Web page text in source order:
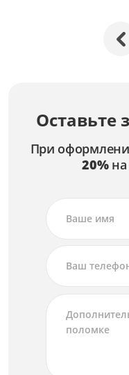
Оставьте
При
20%на